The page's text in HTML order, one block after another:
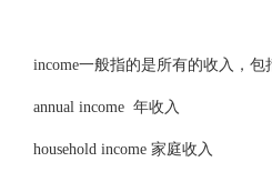
income一般指的是所有的收入，包
annual income 年收入
household income 家庭收入